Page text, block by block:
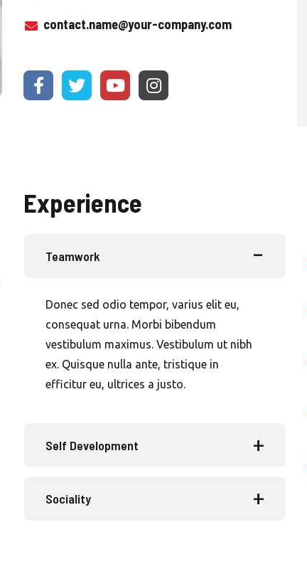
contact.name@your-company.com
Experience
Teamwork
Donec sed odio tempor, varius elit eu,
consequat urna. Morbi bibendum
vestibulum maximus. Vestibulum ut nibh
ex. Quisque nulla ante, tristique in
efficitur eu, ultrices a justo.
Self Development
Sociality